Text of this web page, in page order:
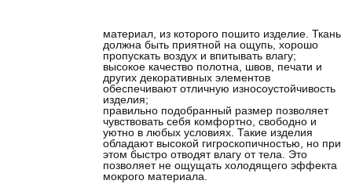
материал, из которого пошито изделие. Ткань
должна быть приятной на ощупь, хорошо
пропускать воздух и впитывать влагу;
высокое качество полотна, швов, печати и
других декоративных элементов
обеспечивают отличную износоустойчивость
изделия;
правильно подобранный размер позволяет
чувствовать себя комфортно, свободно и
уютно в любых условиях. Такие изделия
обладают высокой гигроскопичностью, но при
этом быстро отводят влагу от тела. Это
позволяет не ощущать холодящего эффекта
мокрого материала.